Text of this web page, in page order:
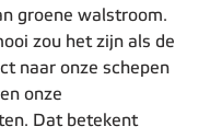
groene walstroom.
zou het zijn als de
naar onze schepen
onze
Dat betekent